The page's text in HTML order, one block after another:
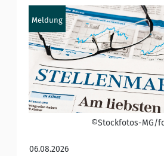
Meldung
©Stockfotos-MG/
06.08.2026